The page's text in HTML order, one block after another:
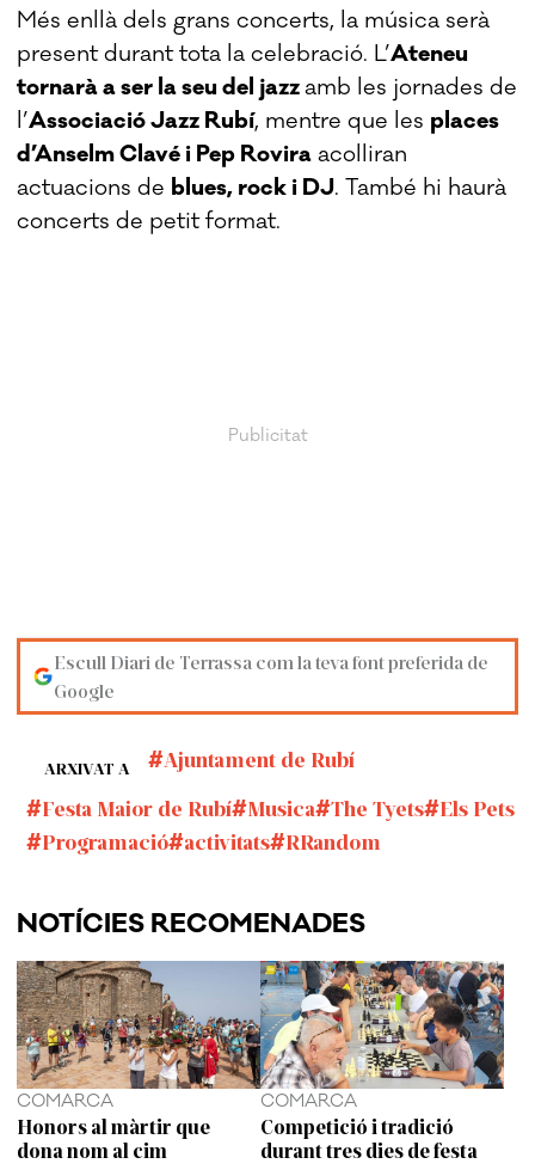
Més enllà dels grans concerts, la música serà
present durant tota la celebració. L’Ateneu
tornarà a ser la seu del jazzamb les jornades de
l’AssociacióJazz Rubí, mentre que les places
d’Anselm Clavé i Pep Rovira acolliran
actuacions de blues, rock i DJ. També hi haurà
concerts de petit format.
Escull Diari de Terrassa com la teva font preferida de
Google
ARXIVAT A
Ajuntament de Rubí
Festa Major de Rubí
Musica The Tyets
Els Pets
Programació
activitats RRandom
NOTÍCIES RECOMENADES
COMARCA
Honors al màrtir que
dona nom al cim
COMARCA
Competició i tradició
durant tres dies de festa